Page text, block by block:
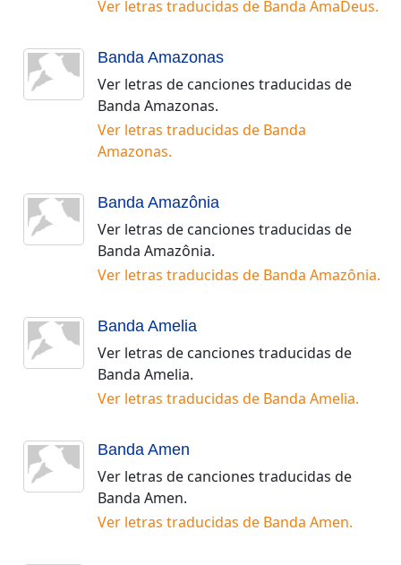
Ver letras traducidas de Banda AmaDeus.
Banda Amazonas
Ver letras de canciones traducidas de
Banda Amazonas.
Ver letras traducidas de Banda
Amazonas.
Banda Amazônia
Ver letras de canciones traducidas de
Banda Amazônia.
Ver letras traducidas de Banda Amazônia.
Banda Amelia
Ver letras de canciones traducidas de
Banda Amelia.
Ver letras traducidas de Banda Amelia.
Banda Amen
Ver letras de canciones traducidas de
Banda Amen.
Ver letras traducidas de Banda Amen.